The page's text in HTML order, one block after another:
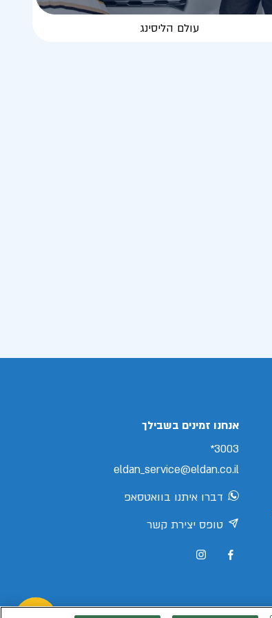
עולם הליסינג
אנחנו זמינים בשבילך
3003*
eldan_service@eldan.co.il
דברו איתנו בוואטסאפ
טופס יצירת קשר